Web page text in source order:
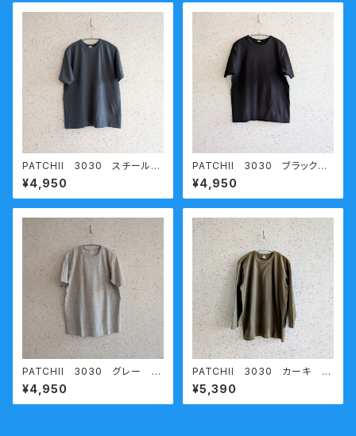
PATCHII 3030 スチールブ
ルー 熟成コットン 丸胴天竺
半袖Ｔシャツ 今城メリヤス
¥4,950
PATCHII 3030 ブラック
熟成コットン 丸胴天竺半袖Ｔ
シャツ 今城メリヤス
¥4,950
PATCHII 3030 グレー
熟成コットン 丸胴天竺半袖Ｔ
シャツ / gray 杢 今城メリヤス
¥4,950
PATCHII 3030 カーキ
熟成コットン 丸胴天竺七分袖
Ｔシャツ 今城メリヤス
¥5,390